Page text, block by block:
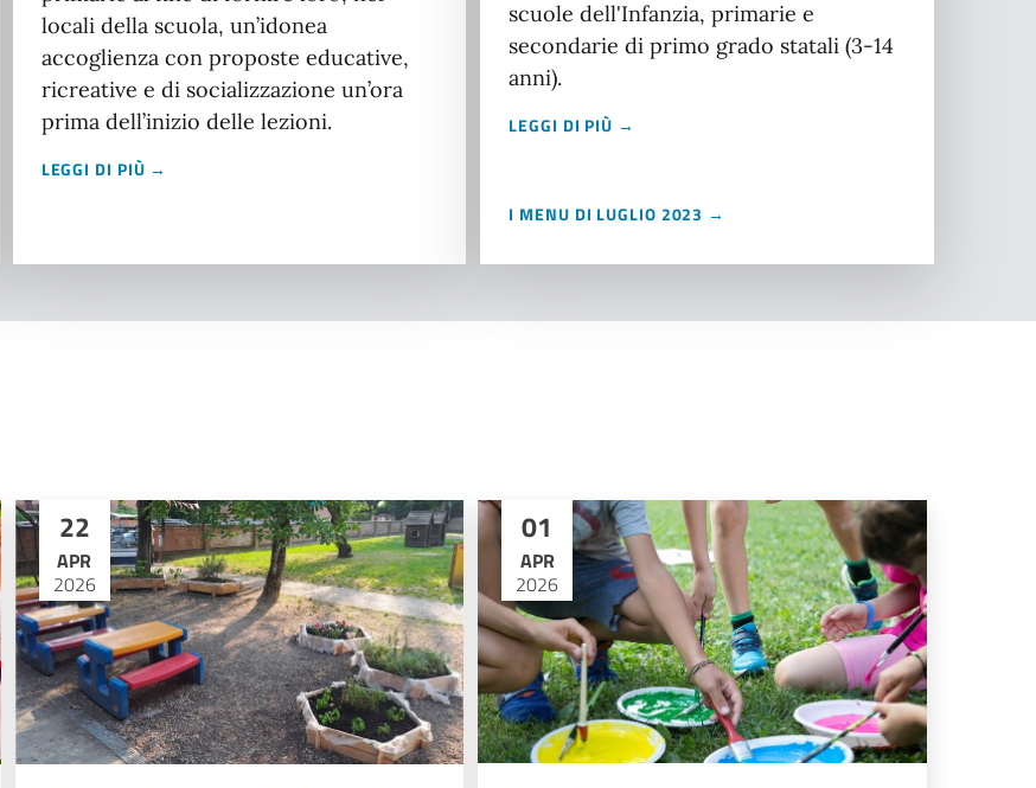
locali della scuola, un’idonea
accoglienza con proposte educative,
ricreative e di socializzazione un’ora
prima dell’inizio delle lezioni.
LEGGI DI PIÙ →
scuole dell'Infanzia, primarie e
secondarie di primo grado statali (3-14
anni).
LEGGI DI PIÙ →
I MENU DI LUGLIO 2023 →
22
APR
2026
01
APR
2026